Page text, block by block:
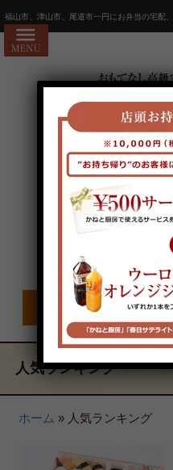
福山市、津山市、尾道市一円にお弁当の宅配
お電話でのご
電話受付時間/9:00
HOME
かねと厨房7つのお約束
お問い合わせ
宅配エリア・注文方法
人気ランキング
価格で選ぶ
1,000～1,999円
4,000円～
人気ランキング
ホーム » 人気ランキング